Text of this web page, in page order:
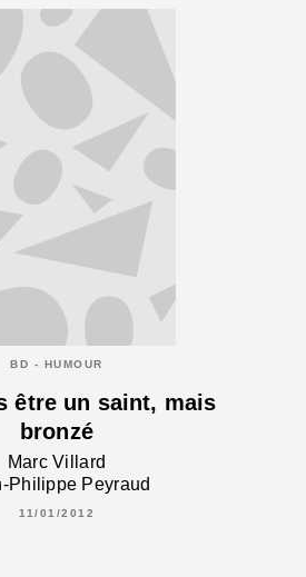
BD - HUMOUR
être un saint, mais
bronzé
Marc Villard
Philippe Peyraud
11/01/2012